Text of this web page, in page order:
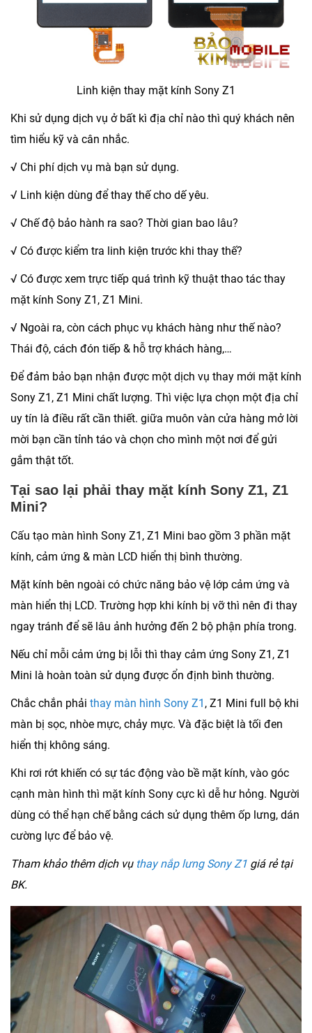
Linh kiện thay mặt kính Sony Z1
Khi sử dụng dịch vụ ở bất kì địa chỉ nào thì quý khách nên
tìm hiểu kỹ và cân nhắc.
√ Chi phí dịch vụ mà bạn sử dụng.
√ Linh kiện dùng để thay thế cho dế yêu.
√ Chế độ bảo hành ra sao? Thời gian bao lâu?
√ Có được kiểm tra linh kiện trước khi thay thế?
√ Có được xem trực tiếp quá trình kỹ thuật thao tác thay
mặt kính Sony Z1, Z1 Mini.
√ Ngoài ra, còn cách phục vụ khách hàng như thế nào?
Thái độ, cách đón tiếp & hỗ trợ khách hàng,…
Để đảm bảo bạn nhận được một dịch vụ thay mới mặt kính
Sony Z1, Z1 Mini chất lượng. Thì việc lựa chọn một địa chỉ
uy tín là điều rất cần thiết. giữa muôn vàn cửa hàng mở lời
mời bạn cần tỉnh táo và chọn cho mình một nơi để gửi
gắm thật tốt.
Tại sao lại phải thay mặt kính Sony Z1, Z1
Mini?
Cấu tạo màn hình Sony Z1, Z1 Mini bao gồm 3 phần mặt
kính, cảm ứng & màn LCD hiển thị bình thường.
Mặt kính bên ngoài có chức năng bảo vệ lớp cảm ứng và
màn hiển thị LCD. Trường hợp khi kính bị vỡ thì nên đi thay
ngay tránh để sẽ lâu ảnh hưởng đến 2 bộ phận phía trong.
Nếu chỉ mỗi cảm ứng bị lỗi thì thay cảm ứng Sony Z1, Z1
Mini là hoàn toàn sử dụng được ổn định bình thường.
Chắc chắn phải thay màn hình Sony Z1 , Z1 Mini full bộ khi
màn bị sọc, nhòe mực, chảy mực. Và đặc biệt là tối đen
hiển thị không sáng.
Khi rơi rớt khiến có sự tác động vào bề mặt kính, vào góc
cạnh màn hình thì mặt kính Sony cực kì dễ hư hỏng. Người
dùng có thể hạn chế bằng cách sử dụng thêm ốp lưng, dán
cường lực để bảo vệ.
Tham khảo thêm dịch vụ thay nắp lưng Sony Z1 giá rẻ tại
BK.